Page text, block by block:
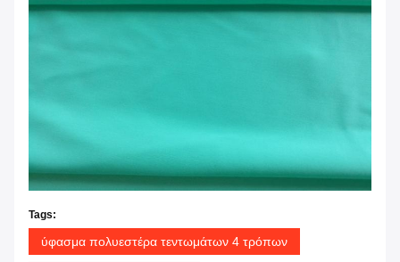
Tags:
ύφασμα πολυεστέρα τεντωμάτων 4 τρόπων